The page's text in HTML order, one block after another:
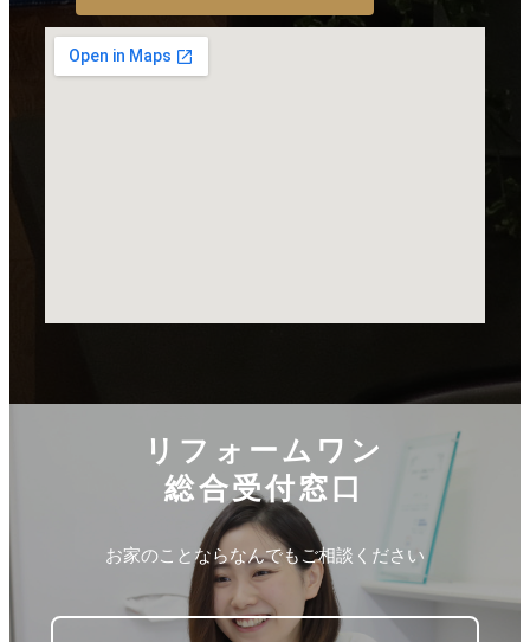
リフォームワン
総合受付窓口
お家のことならなんでもご相談ください